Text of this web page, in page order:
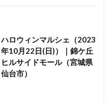
ハロウィンマルシェ（2023
年10月22日(日)）｜錦ケ丘
ヒルサイドモール（宮城県
仙台市）